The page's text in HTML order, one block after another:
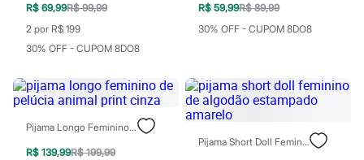
Moda praia
Biquínis e Maiôs
Blusas de proteção
Sungas
Bluey
Disney
Homem Aranha
Minecraft
R$ 69,99R$ 99,99
2 por R$ 199
30% OFF - CUPOM 8DO8
R$ 59,99R$ 89,99
30% OFF - CUPOM 8DO8
Pijama Longo Feminino De Pelúcia Animal Print Cinza
R$ 139,99R$ 199,99
Pijama Short Doll Feminino De Algodão Estampado Amarelo